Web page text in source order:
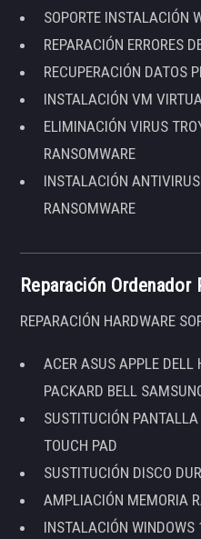
SOPORTE INSTALACIÓN
REPARACIÓN ERRORES
RECUPERACIÓN DATOS
INSTALACIÓN VM
ELIMINACIÓN VIRUS
RANSOMWARE
INSTALACIÓN
RANSOMWARE
Reparación Ordenador
REPARACIÓN HARDWARE
ACER ASUS APPLE DELL
PACKARD BELL
SUSTITUCIÓN
TOUCH PAD
SUSTITUCIÓN DISCO
AMPLIACIÓN MEMORIA
INSTALACIÓN WINDOWS